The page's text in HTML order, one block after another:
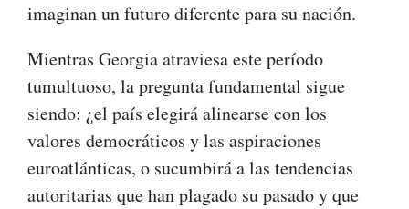
imaginan un futuro diferente para su nación.
Mientras Georgia atraviesa este período
tumultuoso, la pregunta fundamental sigue
siendo: ¿el país elegirá alinearse con los
valores democráticos y las aspiraciones
euroatlánticas, o sucumbirá a las tendencias
autoritarias que han plagado su pasado y que